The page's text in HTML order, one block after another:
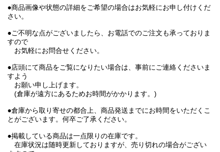
●商品画像や状態の詳細をご希望の場合はお気軽にお申し付けくだ
さい。
●ご不明な点がございましたら、お電話でのご注文も承っておりま
すので
お気軽にお問合せください。
●店頭にて商品をご覧になりたい場合は、事前にご連絡くださいま
すよう
お願い申し上げます。
(倉庫が遠方にあるためお時間がかかります。)
●倉庫から取り寄せの都合上、商品発送までにお時間をいただくこ
とがございます。何卒ご了承ください。
●掲載している商品は一点限りの在庫です。
在庫状況は随時更新しておりますが、売り切れの場合がござい